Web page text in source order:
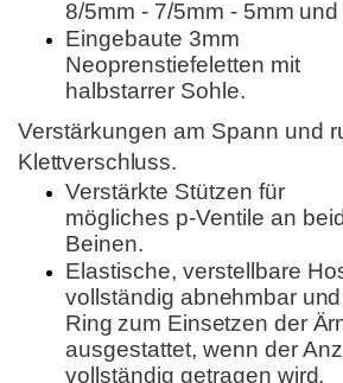
8/5mm - 7/5mm - 5mm und
Eingebaute 3mm
Neoprenstiefeletten mit
halbstarrer Sohle.
Verstärkungen am Spann und
Klettverschluss.
Verstärkte Stützen für
mögliches p-Ventile an
Beinen.
Elastische, verstellbare
vollständig abnehmbar und
Ring zum Einsetzen der
ausgestattet, wenn der
vollständig getragen wird.